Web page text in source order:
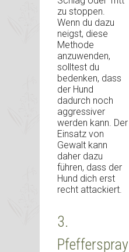
zu stoppen.
Wenn du dazu
neigst, diese
Methode
anzuwenden,
solltest du
bedenken, dass
der Hund
dadurch noch
aggressiver
werden kann. Der
Einsatz von
Gewalt kann
daher dazu
führen, dass der
Hund dich erst
recht attackiert.
3.
Pfefferspray